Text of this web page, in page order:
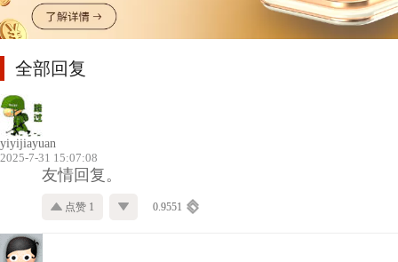
全部回复
yiyijiayuan
2025-7-31 15:07:08
友情回复。
点赞 1 0.9551